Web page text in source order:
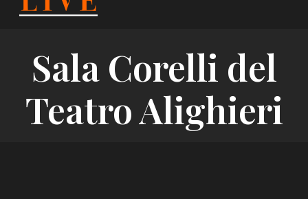
Sala Corelli del
Teatro Alighieri